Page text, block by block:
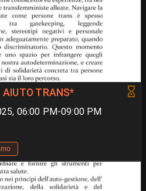
AIUTO TRANS*
06:00 PM-09:00 PM